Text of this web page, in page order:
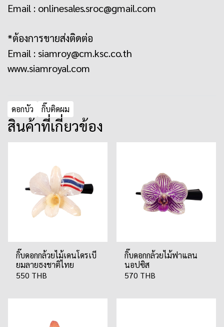
Email : onlinesales.sroc@gmail.com
*ต้องการขายส่งติดต่อ
Email : siamroy@cm.ksc.co.th
www.siamroyal.com
ดอกบัว กิ๊บติดผม
สินค้าที่เกี่ยวข้อง
กิ๊บดอกกล้วยไม้เดนโดรเบี
ยมลายธงชาติไทย
550 THB
กิ๊บดอกกล้วยไม้ฟาแลน
นอปซิส
570 THB